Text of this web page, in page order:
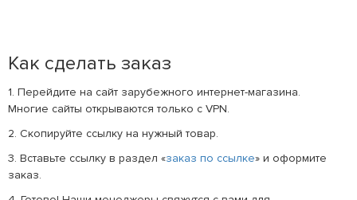
Как сделать заказ
1. Перейдите на сайт зарубежного интернет-магазина.
Многие сайты открываются только с VPN.
2. Скопируйте ссылку на нужный товар.
3. Вставьте ссылку в раздел «заказ по ссылке» и оформите
заказ.